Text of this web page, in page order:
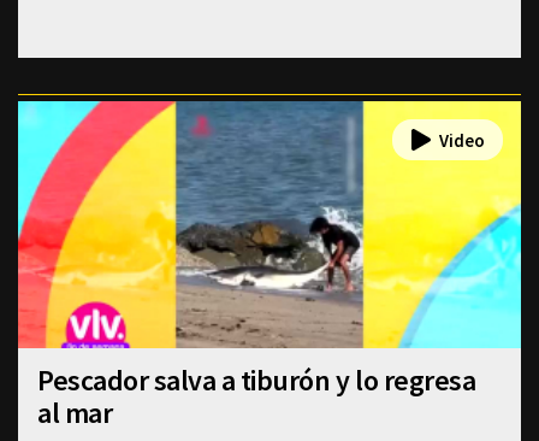
Pescador salva a tiburón y lo regresa
al mar